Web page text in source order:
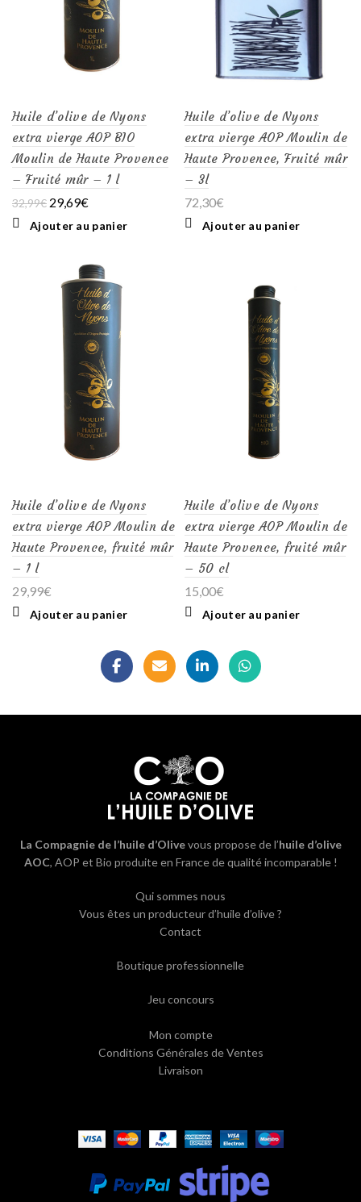
Huile d’olive de Nyons
extra vierge AOP BIO
Moulin de Haute Provence
– Fruité mûr – 1 l
32,99€ Le
initial
32,99€.
29,69€Le
actuel
29,69€.
Ajouter au panier
Huile d’olive de Nyons
extra vierge AOP Moulin de
Haute Provence, Fruité mûr
– 3l
72,30€
Ajouter au panier
Huile d’olive de Nyons
extra vierge AOP Moulin de
Haute Provence, fruité mûr
– 1 l
29,99€
Ajouter au panier
Huile d’olive de Nyons
extra vierge AOP Moulin de
Haute Provence, fruité mûr
– 50 cl
15,00€
Ajouter au panier
La Compagnie de l’huile d’Olivevous propose de l’huile d’olive
AOC, AOP et Bio produite en France de qualité incomparable !
Qui sommes nous
Vous êtes un producteur d’huile d’olive ?
Contact
Boutique professionnelle
Jeu concours
Mon compte
Conditions Générales de Ventes
Livraison